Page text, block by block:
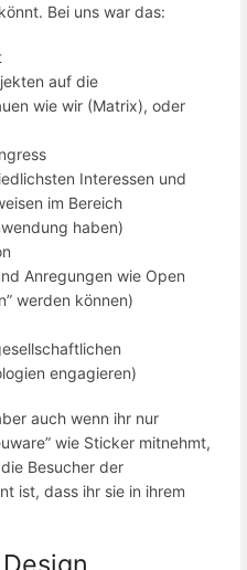
Bei uns war das:
auf die
wie wir (Matrix), oder
Interessen und
im Bereich
haben)
Anregungen wie Open
werden können)
engagieren)
auch wenn ihr nur
wie Sticker mitnehmt,
Besucher der
ist, dass ihr sie in ihrem